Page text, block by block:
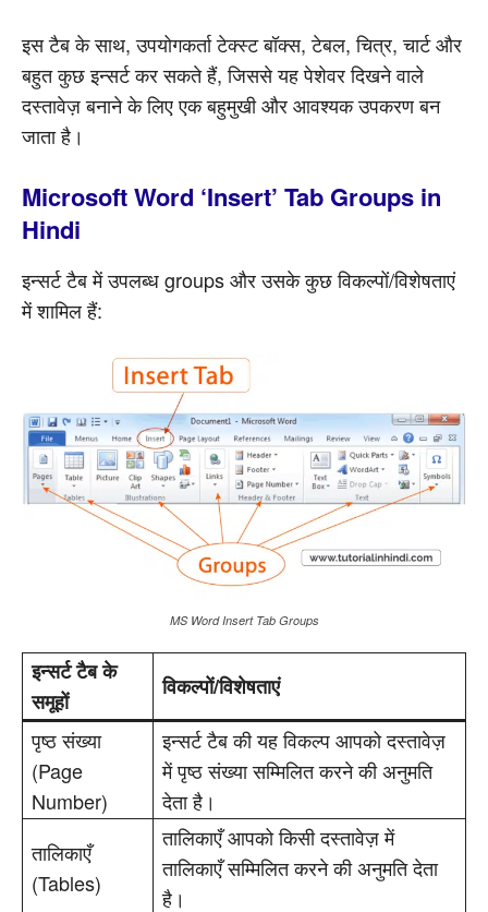
इस टैब के साथ, उपयोगकर्ता टेक्स्ट बॉक्स, टेबल, चित्र, चार्ट और
बहुत कुछ इन्सर्ट कर सकते हैं, जिससे यह पेशेवर दिखने वाले
दस्तावेज़ बनाने के लिए एक बहुमुखी और आवश्यक उपकरण बन
जाता है।
Microsoft Word ‘Insert’ Tab Groups in
Hindi
इन्सर्ट टैब में उपलब्ध groups और उसके कुछ विकल्पों/विशेषताएं
में शामिल हैं:
MS Word Insert Tab Groups
इन्सर्ट टैब के
समूहों
विकल्पों/विशेषताएं
पृष्ठ संख्या
(Page
Number)
इन्सर्ट टैब की यह विकल्प आपको दस्तावेज़
में पृष्ठ संख्या सम्मिलित करने की अनुमति
देता है।
तालिकाएँ
(Tables)
तालिकाएँ आपको किसी दस्तावेज़ में
तालिकाएँ सम्मिलित करने की अनुमति देता
है।